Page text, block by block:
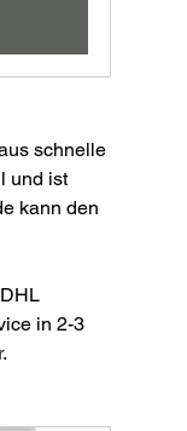
schnelle
und ist
kann den
in 2-3